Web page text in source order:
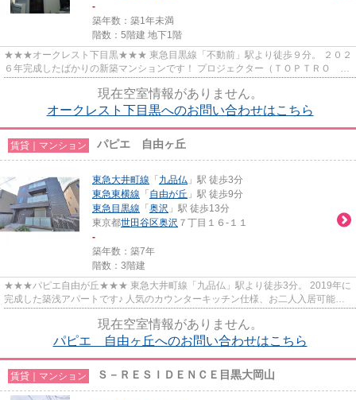
-
築年数：築1年未満
階数：5階建 地下1階
★★★オークレスト下目黒★★★ 東急目黒線「不動前」駅より徒歩９分。 ２０２
６年完成したばかりの新築マンションです！ プロジェクター（ＴＯＰＴＲＯ Ｘ
現在空室情報がありません。
オークレスト下目黒へのお問い合わせはこちら
賃貸｜マンション パピエ 自由ヶ丘
東急大井町線 「 九品仏 」駅 徒歩3分
東急東横線 「 自由が丘 」駅 徒歩9分
東急目黒線 「 奥沢 」駅 徒歩13分
東京都世田谷区奥沢 ７丁目１６-１１
-
築年数：築7年
階数：3階建
★★★パピエ自由が丘★★★ 東急大井町線「九品仏」駅より徒歩3分。 2019年に
完成した築浅アパートです♪ 人気のカウンターキッチン仕様、お二人入居可能で
現在空室情報がありません。
パピエ 自由ヶ丘へのお問い合わせはこちら
賃貸｜マンション Ｓ－ＲＥＳＩＤＥＮＣＥ目黒大岡山